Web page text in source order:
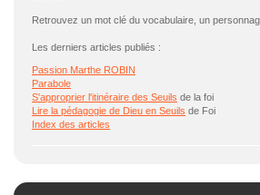
Retrouvez un mot clé du vocabulaire, un
Les derniers articles publiés :
Passion Marthe ROBIN
Parabole
S'approprier l'itinéraire des Seuils de la foi
Lire la pédagogie de Dieu en Seuils de Foi
Index des articles